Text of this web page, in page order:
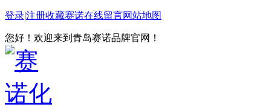
登录|注册收藏赛诺在线留言网站地图
您好！欢迎来到青岛赛诺品牌官网！